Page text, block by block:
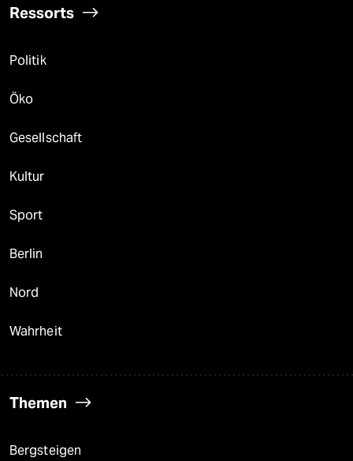
Ressorts
Politik
Öko
Gesellschaft
Kultur
Sport
Berlin
Nord
Wahrheit
Themen
Bergsteigen